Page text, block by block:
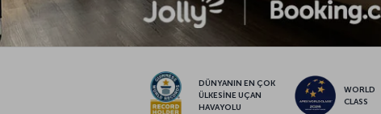
DÜNYANIN EN ÇOK
ÜLKESİNE UÇAN
HAVAYOLU
WORLD
CLASS